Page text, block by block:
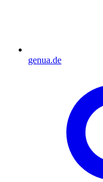
genua.de